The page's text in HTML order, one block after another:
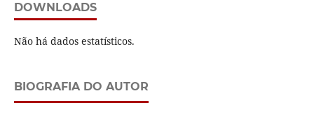
DOWNLOADS
Não há dados estatísticos.
BIOGRAFIA DO AUTOR